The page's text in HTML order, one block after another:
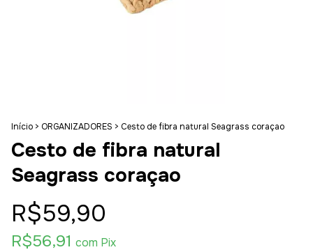
Início > ORGANIZADORES > Cesto de fibra natural Seagrass coraçao
Cesto de fibra natural
Seagrass coraçao
R$59,90
R$56,91 com Pix